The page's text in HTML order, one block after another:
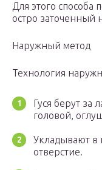
Для этого способа
остро заточенный
Наружный метод
Технология
Гуся берут за
головой,
Укладывают в
отверстие.